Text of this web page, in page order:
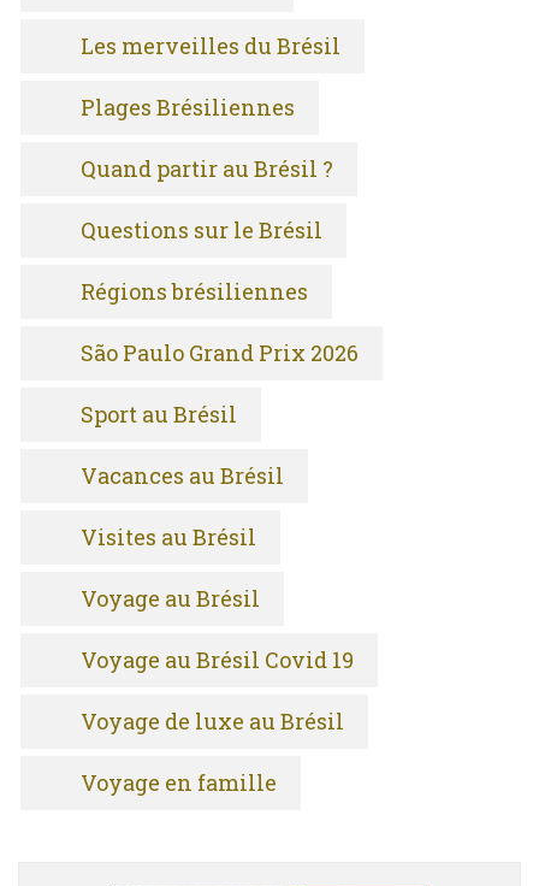
Les merveilles du Brésil
Plages Brésiliennes
Quand partir au Brésil ?
Questions sur le Brésil
Régions brésiliennes
São Paulo Grand Prix 2026
Sport au Brésil
Vacances au Brésil
Visites au Brésil
Voyage au Brésil
Voyage au Brésil Covid 19
Voyage de luxe au Brésil
Voyage en famille